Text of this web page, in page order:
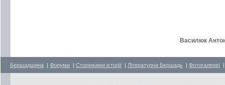
Василюк
Бершадщина | Форуми | Сторінками історії | Літературна Бершадь | Фотогалереї